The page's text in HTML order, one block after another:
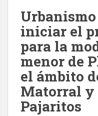
iniciar el
para la
menor de
el ámbito
Matorral y
Pajaritos